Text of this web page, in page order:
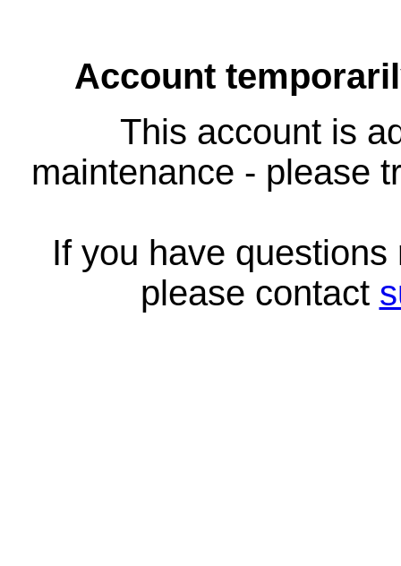
Account
This account is
maintenance - please
If you have
please contact